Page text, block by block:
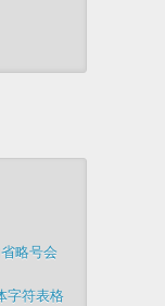
略号会
字符表格